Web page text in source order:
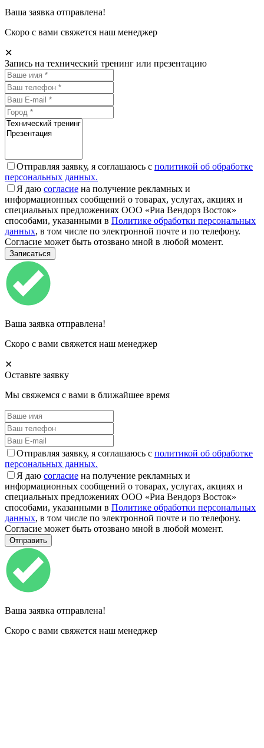
Ваша заявка отправлена!
Скоро с вами свяжется наш менеджер
✕
Запись на технический тренинг или презентацию
Отправляя заявку, я соглашаюсь с политикой об обработке
персональных данных.
Я даю согласие на получение рекламных и
информационных сообщений о товарах, услугах, акциях и
специальных предложениях ООО «Риа Вендорз Восток»
способами, указанными в Политике обработки персональных
данных, в том числе по электронной почте и по телефону.
Согласие может быть отозвано мной в любой момент.
Ваша заявка отправлена!
Скоро с вами свяжется наш менеджер
✕
Оставьте заявку
Мы свяжемся с вами в ближайшее время
Отправляя заявку, я соглашаюсь с политикой об обработке
персональных данных.
Я даю согласие на получение рекламных и
информационных сообщений о товарах, услугах, акциях и
специальных предложениях ООО «Риа Вендорз Восток»
способами, указанными в Политике обработки персональных
данных, в том числе по электронной почте и по телефону.
Согласие может быть отозвано мной в любой момент.
Ваша заявка отправлена!
Скоро с вами свяжется наш менеджер